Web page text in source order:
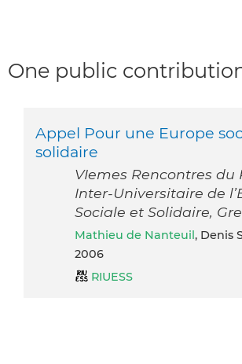
One public
Appel Pour une Europe
solidaire
VIemes Rencontres du
Inter-Universitaire de
Sociale et Solidaire,
Mathieu de Nanteuil, Denis
2006
RIUESS